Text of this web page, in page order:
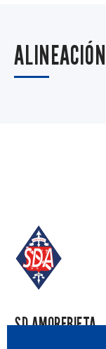
ALINEACIÓN
SD AMOREBIETA